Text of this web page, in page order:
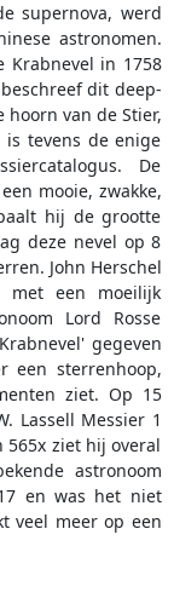
supernova, werd
astronomen.
Krabnevel in 1758
dit deep-
hoorn van de Stier,
is tevens de enige
De
mooie, zwakke,
hij de grootte
deze nevel op 8
John Herschel
een moeilijk
Lord Rosse
gegeven
een sterrenhoop,
ziet. Op 15
Lassell Messier 1
ziet hij overal
astronoom
en was het niet
veel meer op een